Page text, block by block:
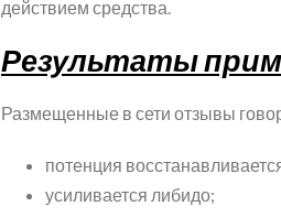
действием средства.
Результаты
Размещенные в сети отзывы
потенция
усиливается либидо;